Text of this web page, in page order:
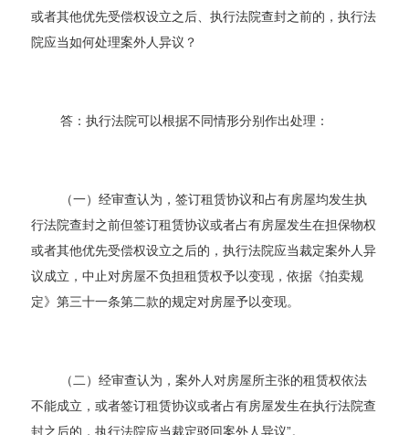
或者其他优先受偿权设立之后、执行法院查封之前的，执行法
院应当如何处理案外人异议？
答：执行法院可以根据不同情形分别作出处理：
（一）经审查认为，签订租赁协议和占有房屋均发生执
行法院查封之前但签订租赁协议或者占有房屋发生在担保物权
或者其他优先受偿权设立之后的，执行法院应当裁定案外人异
议成立，中止对房屋不负担租赁权予以变现，依据《拍卖规
定》第三十一条第二款的规定对房屋予以变现。
（二）经审查认为，案外人对房屋所主张的租赁权依法
不能成立，或者签订租赁协议或者占有房屋发生在执行法院查
封之后的，执行法院应当裁定驳回案外人异议”。